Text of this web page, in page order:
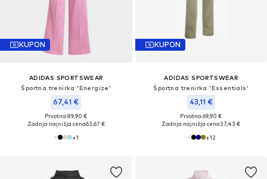
KUPON
ADIDAS SPORTSWEAR
Športna trenirka 'Energize'
67,41 €
Prvotno: 89,90 €
Zadnja najnižja cena63,67 €
+1
KUPON
ADIDAS SPORTSWEAR
Športna trenirka 'Essentials'
43,11 €
Prvotno: 69,90 €
Zadnja najnižja cena37,43 €
+12